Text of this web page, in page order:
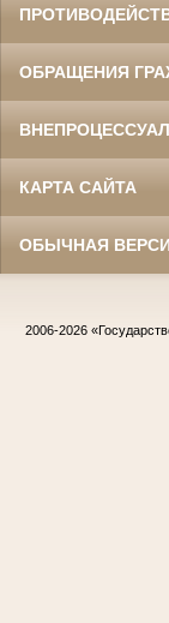
ОБРАЩЕНИЯ
КАРТА САЙТА
ОБЫЧНАЯ
2006-2026